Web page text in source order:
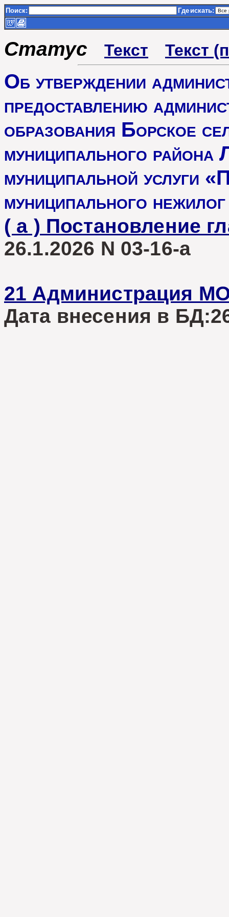
Поиск: Где искать:
Статус Текст Текст
Об утверждении
предоставлению
образования Борское
муниципального района
муниципальной услуги
муниципального нежилог
( а ) Постановление
26.1.2026 N 03-16-а
21 Администрация
Дата внесения в